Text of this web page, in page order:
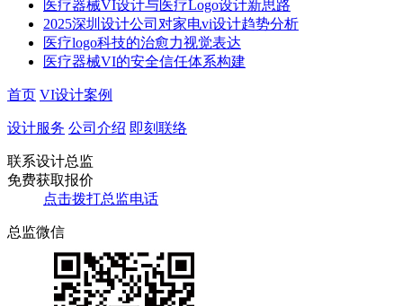
​​医疗器械VI设计与医疗Logo设计新思路​
2025深圳设计公司对家电vi设计趋势分析
医疗logo科技的治愈力视觉表达
医疗器械VI的安全信任体系构建
首页 VI设计案例
设计服务 公司介绍 即刻联络
联系设计总监
免费获取报价
点击拨打总监电话
总监微信